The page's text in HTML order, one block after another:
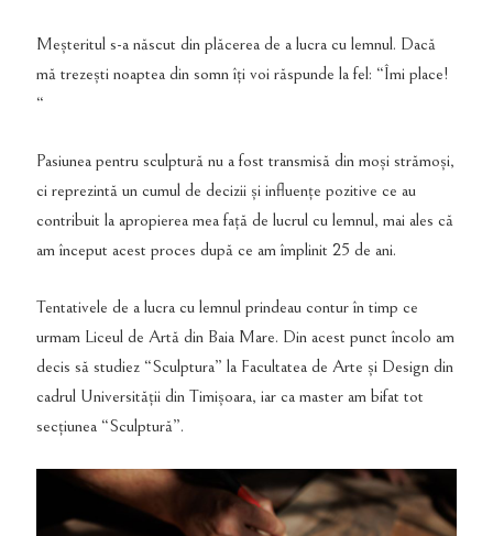
Meșteritul s-a născut din plăcerea de a lucra cu lemnul. Dacă
mă trezești noaptea din somn îți voi răspunde la fel: “Îmi place!
“
Pasiunea pentru sculptură nu a fost transmisă din moși strămoși,
ci reprezintă un cumul de decizii și influențe pozitive ce au
contribuit la apropierea mea față de lucrul cu lemnul, mai ales că
am început acest proces după ce am împlinit 25 de ani.
Tentativele de a lucra cu lemnul prindeau contur în timp ce
urmam Liceul de Artă din Baia Mare. Din acest punct încolo am
decis să studiez “Sculptura” la Facultatea de Arte și Design din
cadrul Universității din Timișoara, iar ca master am bifat tot
secțiunea “Sculptură”.